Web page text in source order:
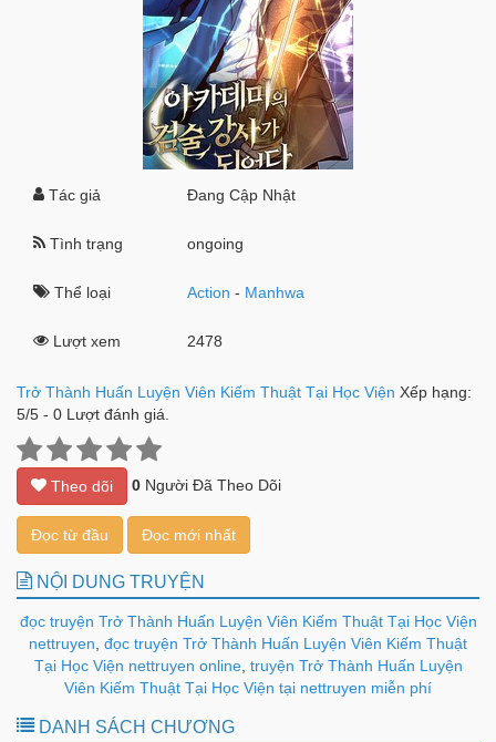
Tác giả Đang Cập Nhật
Tình trạng ongoing
Thể loại Action - Manhwa
Lượt xem 2478
Trở Thành Huấn Luyện Viên Kiếm Thuật Tại Học Viện Xếp hạng:
5/5 - 0 Lượt đánh giá.
Theo dõi 0 Người Đã Theo Dõi
Đọc từ đầu Đọc mới nhất
NỘI DUNG TRUYỆN
đọc truyện Trở Thành Huấn Luyện Viên Kiếm Thuật Tại Học Viện
nettruyen đọc truyện Trở Thành Huấn Luyện Viên Kiếm Thuật
Tại Học Viện nettruyen online, truyện Trở Thành Huấn Luyện
Viên Kiếm Thuật Tại Học Viện tại nettruyen miễn phí
DANH SÁCH CHƯƠNG